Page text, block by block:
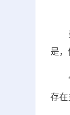
美
是
“
存在